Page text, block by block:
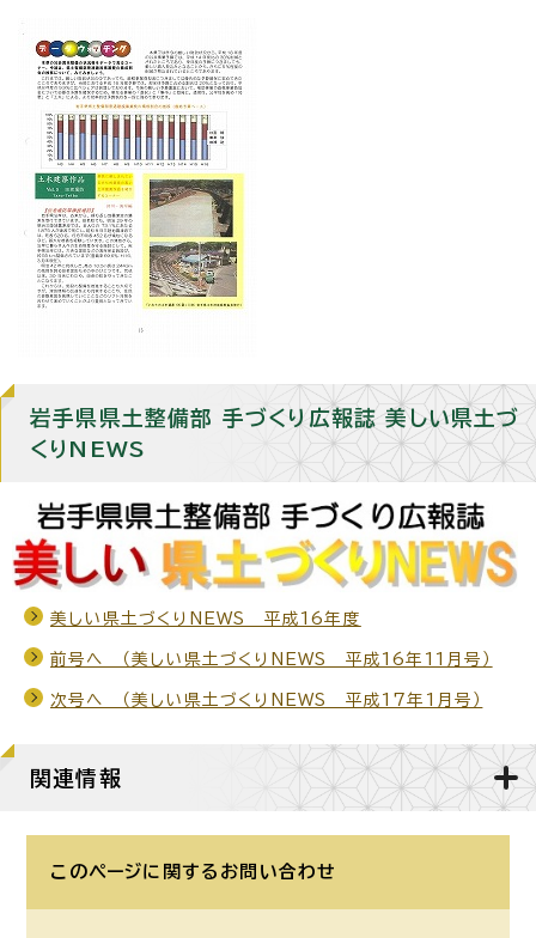
岩手県県土整備部 手づくり広報誌 美しい県土づ
くりNEWS
美しい県土づくりNEWS 平成16年度
前号へ （美しい県土づくりNEWS 平成16年11月号）
次号へ （美しい県土づくりNEWS 平成17年1月号）
関連情報
このページに関する お問い合わせ